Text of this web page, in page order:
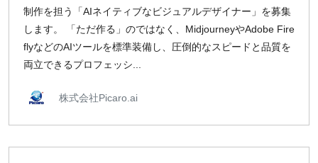
正社員募集
フルリモートOK
英語スキル歓迎
前払い可能
オンライン面談OK
制作を担う「AIネイティブなビジュアルデザイナー」を募集
します。 「ただ作る」のではなく、MidjourneyやAdobe Fire
flyなどのAIツールを標準装備し、圧倒的なスピードと品質を
両立できるプロフェッシ...
株式会社Picaro.ai